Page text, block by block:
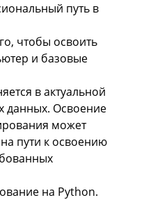
путь в
чтобы освоить
и базовые
в актуальной
данных. Освоение
может
пути к освоению
на Python.